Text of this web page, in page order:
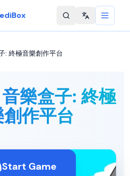
Change
: 終極音樂創作平台
樂盒子: 終極
作平台
Start Game